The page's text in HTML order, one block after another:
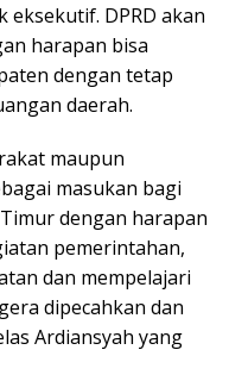
eksekutif. DPRD akan
harapan bisa
dengan tetap
daerah.
maupun
masukan bagi
dengan harapan
pemerintahan,
dan mempelajari
dipecahkan dan
Ardiansyah yang